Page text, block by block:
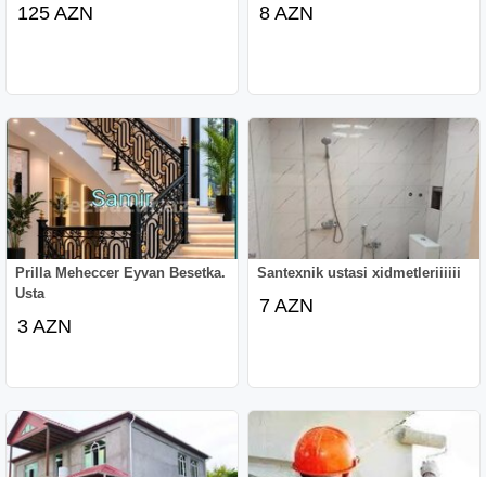
125 AZN 8 AZN
Prilla Meheccer Eyvan Besetka.
Usta
3 AZN
Santexnik ustasi xidmetleriiiiii
7 AZN